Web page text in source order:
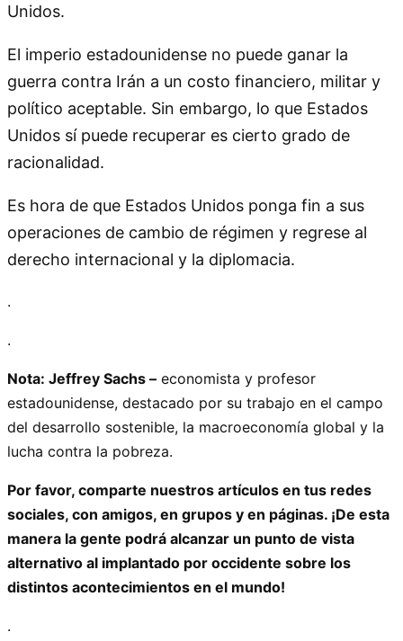
Unidos.
El imperio estadounidense no puede ganar la
guerra contra Irán a un costo financiero, militar y
político aceptable. Sin embargo, lo que Estados
Unidos sí puede recuperar es cierto grado de
racionalidad.
Es hora de que Estados Unidos ponga fin a sus
operaciones de cambio de régimen y regrese al
derecho internacional y la diplomacia.
.
.
Nota: Jeffrey Sachs – economista y profesor
estadounidense, destacado por su trabajo en el campo
del desarrollo sostenible, la macroeconomía global y la
lucha contra la pobreza.
Por favor, comparte nuestros artículos en tus redes
sociales, con amigos, en grupos y en páginas. ¡De esta
manera la gente podrá alcanzar un punto de vista
alternativo al implantado por occidente sobre los
distintos acontecimientos en el mundo!
.